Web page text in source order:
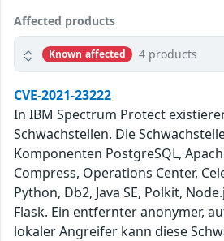
Affected products
Known affected 4 products
CVE-2021-23222
In IBM Spectrum Protect
Schwachstellen. Die
Komponenten PostgreSQL,
Compress, Operations Center,
Python, Db2, Java SE, Polkit,
Flask. Ein entfernter anonymer,
lokaler Angreifer kann diese